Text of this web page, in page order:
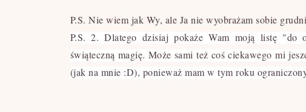
P.S. Nie wiem jak Wy, ale Ja nie wyobrażam sobie
P.S. 2. Dlatego dzisiaj pokaże Wam moją listę "do
świąteczną magię. Może sami też coś ciekawego mi
(jak na mnie :D), ponieważ mam w tym roku